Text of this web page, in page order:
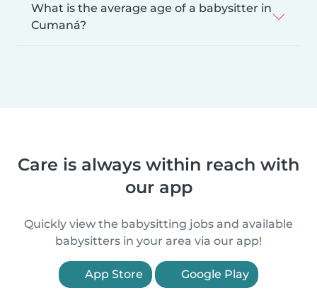
What is the average age of a babysitter in
Cumaná?
Care is always within reach with
our app
Quickly view the babysitting jobs and available
babysitters in your area via our app!
App Store Google Play